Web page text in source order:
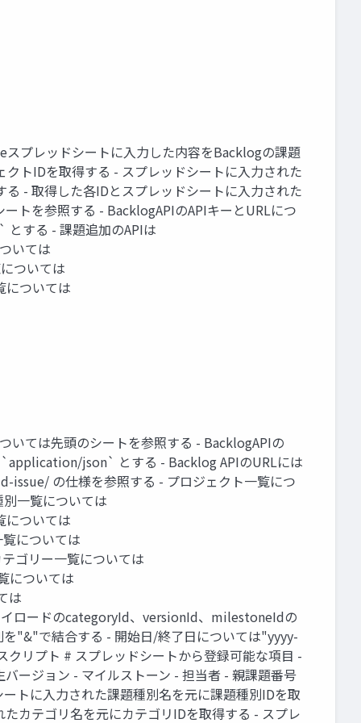
プレッドシートに入力した内容をBacklogの課題
トIDを取得する - スプレッドシートに入力された
- 取得した各IDとスプレッドシートに入力された
トを参照する - BacklogAPIのAPIキーとURLにつ
する - 課題追加のAPIは
いては
ついては
ついては
いては先頭のシートを参照する - BacklogAPIの
`application/json` とする - Backlog APIのURLには
の仕様を参照する - プロジェクト一覧につ
一覧については
ついては
については
ゴリー一覧については
については
は
ロードのcategoryId、versionId、milestoneIdの
"&"で結合する - 開始日/終了日については"yyyy-
リプト # スプレッドシートから登録可能な項目 -
ージョン - マイルストーン - 担当者 - 親課題番号
トに入力された課題種別名を元に課題種別IDを取
カテゴリ名を元にカテゴリIDを取得する - スプレ